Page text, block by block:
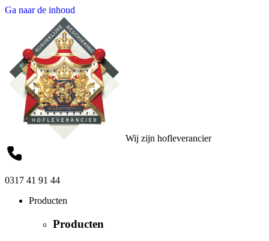
Ga naar de inhoud
Wij zijn hofleverancier
0317 41 91 44
Producten
Producten